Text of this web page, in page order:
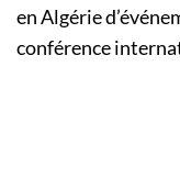
en Algérie
conférence